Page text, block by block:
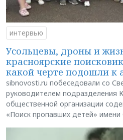
интервью
Усольцевы, дроны и
красноярские
какой черте подошли к
sibnovosti.ru побеседовали со
руководителем подразделения
общественной организации
«Поиск пропавших детей»